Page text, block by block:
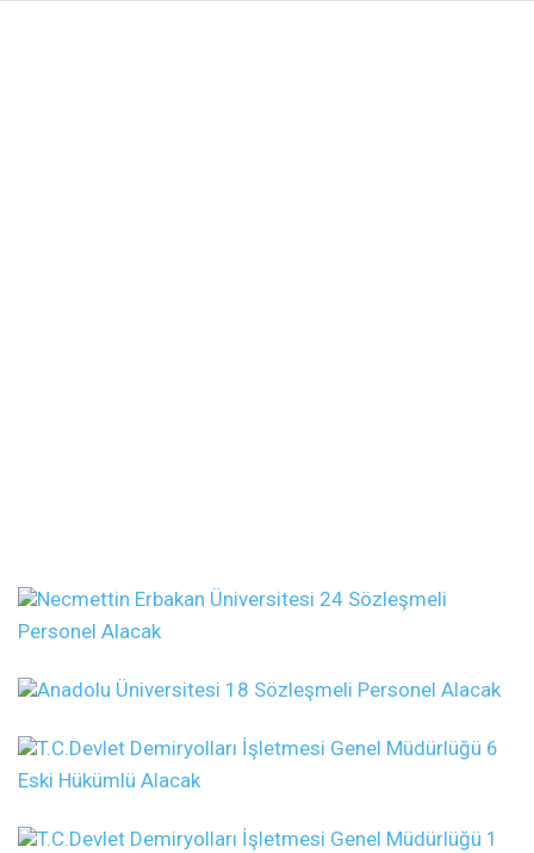
Necmettin Erbakan Üniversitesi 24 Sözleşmeli
Personel Alacak
Anadolu Üniversitesi 18 Sözleşmeli Personel Alacak
T.C.Devlet Demiryolları İşletmesi Genel Müdürlüğü 6
Eski Hükümlü Alacak
T.C.Devlet Demiryolları İşletmesi Genel Müdürlüğü 1